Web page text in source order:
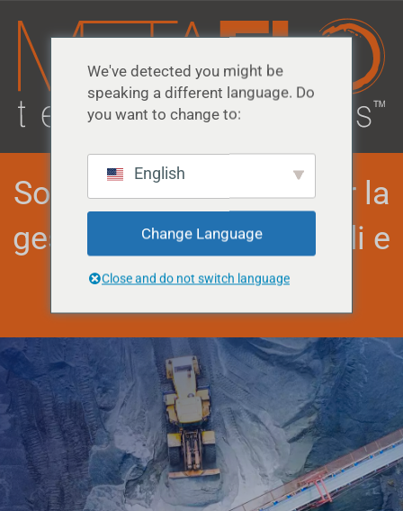
Soluzioni innovative per la
gestione dei rifiuti liquidi e
dei biopolimeri
We've detected you might be
speaking a different language. Do
you want to change to:
English
Change Language
Close and do not switch language